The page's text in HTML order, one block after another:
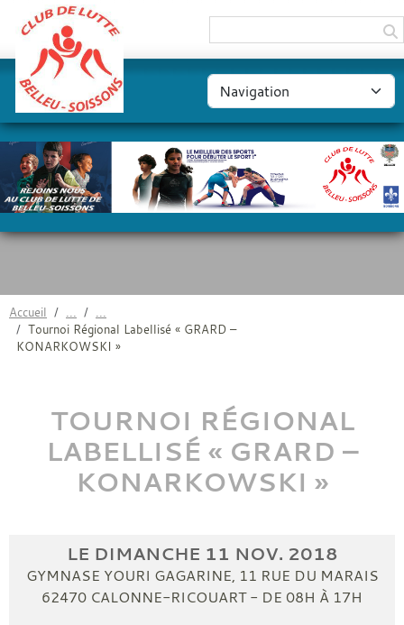
Accueil
Tournoi Régional Labellisé « GRARD –
KONARKOWSKI »
TOURNOI RÉGIONAL
LABELLISÉ « GRARD –
KONARKOWSKI »
LE DIMANCHE 11 NOV. 2018
GYMNASE YOURI GAGARINE, 11 RUE DU MARAIS
62470 CALONNE-RICOUART - DE 08H À 17H
Panneau de gestion des cookies